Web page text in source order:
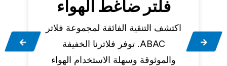
فلتر ضاغط الهواء
اكتشف التنقية الفائقة لمجموعة فلاتر
ABAC. توفر فلاترنا الخفيفة
والموثوقة وسهلة الاستخدام الهواء